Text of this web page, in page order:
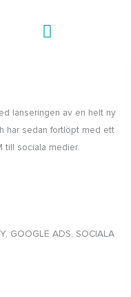
lanseringen av en helt ny
har sedan fortlöpt med ett
till sociala medier.
GOOGLE ADS, SOCIALA